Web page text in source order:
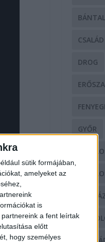
sütik formájában,
amelyeket az
is
a fent leírtak
előtt
hogy személyes
CSALÁD
DROG
GYŐR